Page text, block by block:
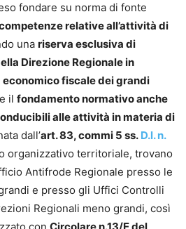
fondare su norma di fonte
relative all’attività di
una riserva esclusiva di
Direzione Regionale in
fiscale dei grandi
il fondamento normativo anche
alle attività in materia di
dall’art. 83, commi 5 ss. D.l. n.
organizzativo territoriale, trovano
Antifrode Regionale presso le
e presso gli Uffici Controlli
Regionali meno grandi, così